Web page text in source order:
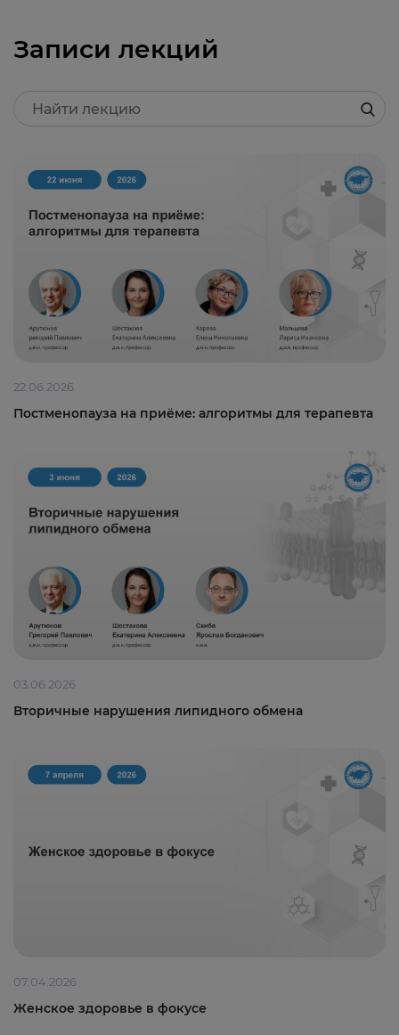
Записи лекций
22.06.2026
Постменопауза на приёме: алгоритмы для терапевта
03.06.2026
Вторичные нарушения липидного обмена
07.04.2026
Женское здоровье в фокусе